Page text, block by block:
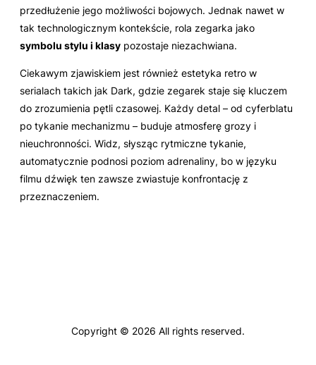
przedłużenie jego możliwości bojowych. Jednak nawet w
tak technologicznym kontekście, rola zegarka jako
symbolu stylu i klasy pozostaje niezachwiana.
Ciekawym zjawiskiem jest również estetyka retro w
serialach takich jak Dark, gdzie zegarek staje się kluczem
do zrozumienia pętli czasowej. Każdy detal – od cyferblatu
po tykanie mechanizmu – buduje atmosferę grozy i
nieuchronności. Widz, słysząc rytmiczne tykanie,
automatycznie podnosi poziom adrenaliny, bo w języku
filmu dźwięk ten zawsze zwiastuje konfrontację z
przeznaczeniem.
Copyright © 2026 All rights reserved.